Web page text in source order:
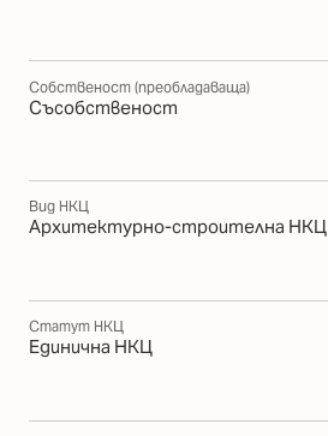
Собственост (преобладаваща)
Съсобственост
Вид НКЦ
Архитектурно-строителна НКЦ
Статут НКЦ
Единична НКЦ